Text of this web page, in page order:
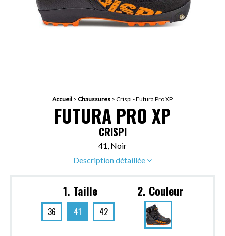
Accueil > Chaussures > Crispi - Futura Pro XP
FUTURA PRO XP
CRISPI
41, Noir
Description détaillée
1. Taille
36 41 42
2. Couleur